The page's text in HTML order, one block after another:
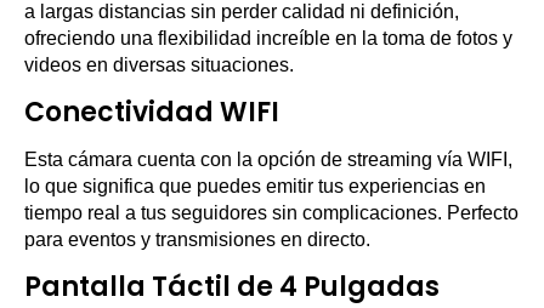
a largas distancias sin perder calidad ni definición,
ofreciendo una flexibilidad increíble en la toma de fotos y
videos en diversas situaciones.
Conectividad WIFI
Esta cámara cuenta con la opción de streaming vía WIFI,
lo que significa que puedes emitir tus experiencias en
tiempo real a tus seguidores sin complicaciones. Perfecto
para eventos y transmisiones en directo.
Pantalla Táctil de 4 Pulgadas